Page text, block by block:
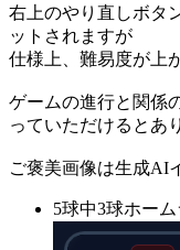
右上のやり直しボタ
ットされますが
仕様上、難易度が上
ゲームの進行と関係
っていただけるとあ
ご褒美画像は生成AI
5球中3球ホー